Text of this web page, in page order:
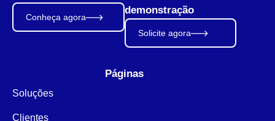
Conheça agora
demonstração
Solicite agora
Páginas
Soluções
Clientes